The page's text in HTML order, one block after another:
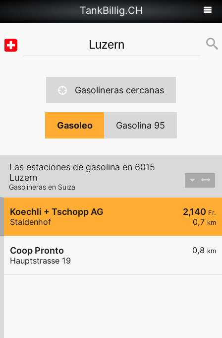
TankBillig.CH
Gasolineras cercanas
Gasoleo Gasolina 95
Las estaciones de gasolina en 6015
Luzern
Gasolineras en Suiza
2,140 Fr.
0,7 km
Koechli + Tschopp AG
Staldenhof
0,8 km
Coop Pronto
Hauptstrasse 19